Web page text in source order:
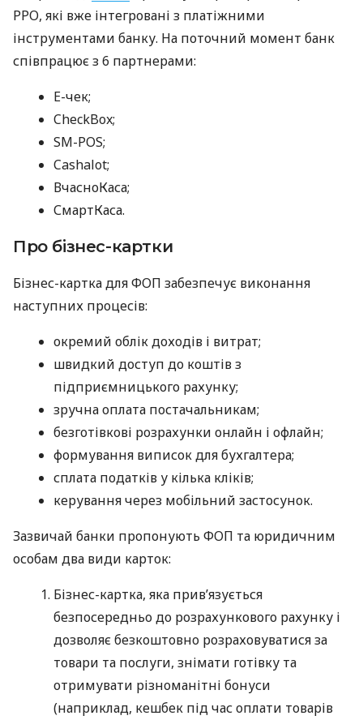
РРО, які вже інтегровані з платіжними
інструментами банку. На поточний момент банк
співпрацює з 6 партнерами:
E-чек;
CheckBox;
SM-POS;
Cashalot;
ВчасноКаса;
СмартКаса.
Про бізнес-картки
Бізнес-картка для ФОП забезпечує виконання
наступних процесів:
окремий облік доходів і витрат;
швидкий доступ до коштів з
підприємницького рахунку;
зручна оплата постачальникам;
безготівкові розрахунки онлайн і офлайн;
формування виписок для бухгалтера;
сплата податків у кілька кліків;
керування через мобільний застосунок.
Зазвичай банки пропонують ФОП та юридичним
особам два види карток:
Бізнес-картка, яка прив’язується
безпосередньо до розрахункового рахунку і
дозволяє безкоштовно розраховуватися за
товари та послуги, знімати готівку та
отримувати різноманітні бонуси
(наприклад, кешбек під час оплати товарів